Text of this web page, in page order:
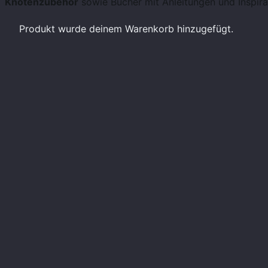
Produkt wurde deinem Warenkorb hinzugefügt.